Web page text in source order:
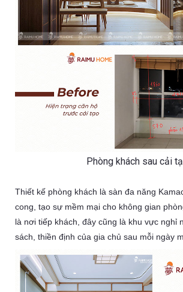
Phòng khách sau cải
Thiết kế phòng khách là sàn đa năng
cong, tạo sự mềm mại cho không gian
là nơi tiếp khách, đây cũng là khu vực nghỉ
sách, thiền định của gia chủ sau mỗi ngày